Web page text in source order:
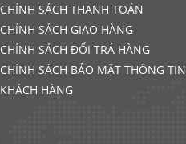
CHÍNH SÁCH THANH TOÁN
CHÍNH SÁCH GIAO HÀNG
CHÍNH SÁCH ĐỔI TRẢ HÀNG
CHÍNH SÁCH BẢO MẬT THÔNG TIN
KHÁCH HÀNG